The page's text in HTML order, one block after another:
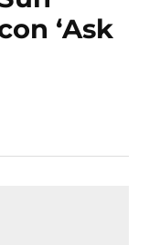
‘Ask